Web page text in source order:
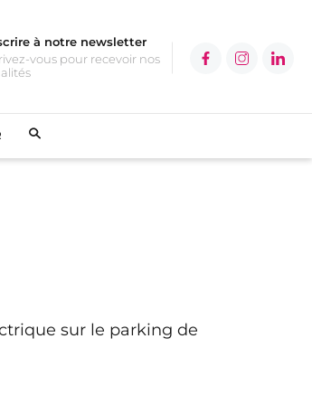
à notre newsletter
vous pour recevoir nos
sur le parking de